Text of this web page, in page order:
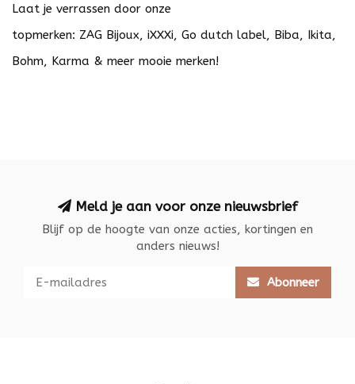
Laat je verrassen door onze
topmerken: ZAG Bijoux, iXXXi, Go dutch label, Biba, Ikita,
Bohm, Karma & meer mooie merken!
Meld je aan voor onze nieuwsbrief
Blijf op de hoogte van onze acties, kortingen en
anders nieuws!
Abonneer